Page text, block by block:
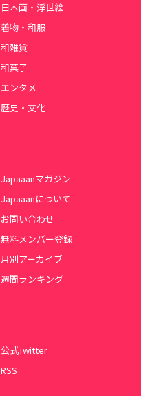
日本画・浮世絵
着物・和服
和雑貨
和菓子
エンタメ
歴史・文化
Japaaanマガジン
Japaaanについて
お問い合わせ
無料メンバー登録
月別アーカイブ
週間ランキング
公式Twitter
RSS